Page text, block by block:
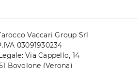
Vaccari Group Srl
03091930234
Via Cappello, 14
Bovolone (Verona)